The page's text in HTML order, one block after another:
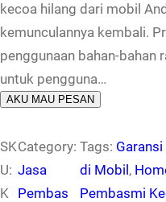
kecoa hilang dari mobil
kemunculannya kembali.
penggunaan bahan-bahan
untuk pengguna…
AKU MAU PESAN
SK
U:
K
Category:
Jasa
Pembas
Tags:
di Mobil ,
Pembasmi